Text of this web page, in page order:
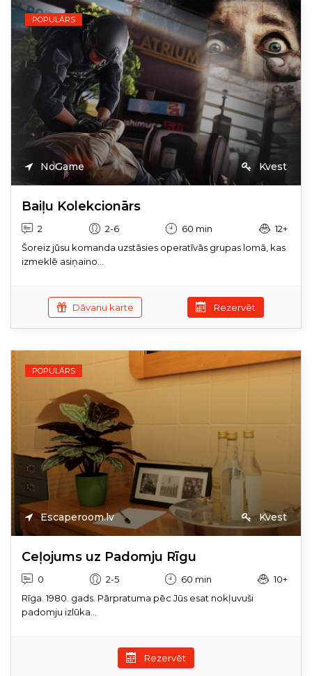
POPULĀRS
NoGame Kvest
Baiļu Kolekcionārs
2 2-6 60 min
12+
Šoreiz jūsu komanda uzstāsies operatīvās grupas lomā, kas
izmeklē asiņaino...
Dāvanu karte Rezervēt
POPULĀRS
Escaperoom.lv Kvest
Ceļojums uz Padomju Rīgu
0 2-5 60 min
10+
Rīga. 1980. gads. Pārpratuma pēc Jūs esat nokļuvuši
padomju izlūka...
Rezervēt